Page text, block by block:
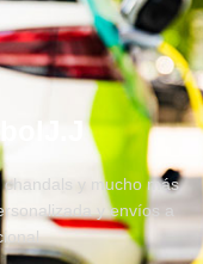
y mucho más
y envíos a